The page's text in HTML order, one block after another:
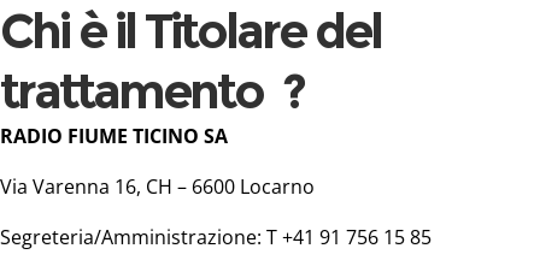
Chi è il Titolare del
trattamento ?
RADIO FIUME TICINO SA
Via Varenna 16, CH – 6600 Locarno
Segreteria/Amministrazione: T +41 91 756 15 85